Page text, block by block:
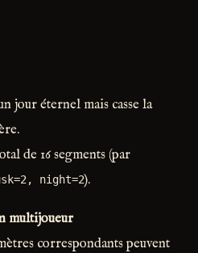
jour éternel mais casse la
de 16 segments (par
night=2).
multijoueur
correspondants peuvent